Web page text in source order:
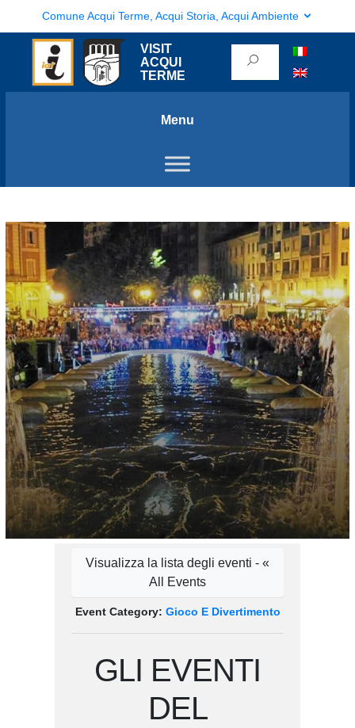
Comune Acqui Terme, Acqui Storia, Acqui Ambiente
VISIT
ACQUI
TERME
Menu
Visualizza la lista degli eventi - «
All Events
Event Category: Gioco E Divertimento
GLI EVENTI
DEL